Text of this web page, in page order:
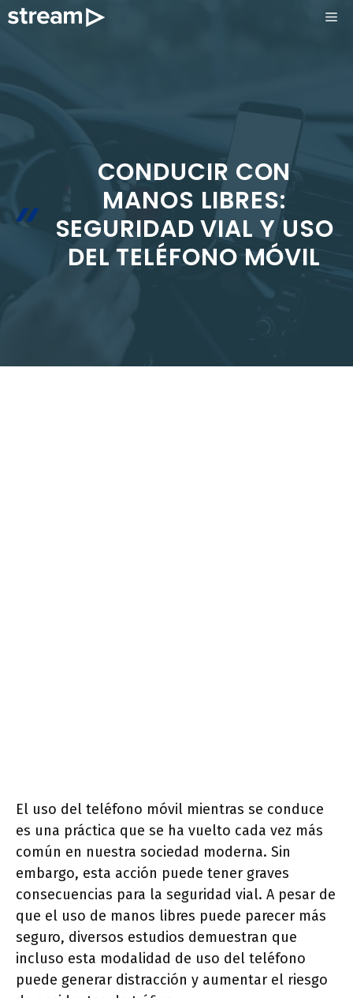
Saltar
CONDUCIR CON
MANOS LIBRES:
SEGURIDAD VIAL Y USO
DEL TELÉFONO MÓVIL
El uso del teléfono móvil mientras se conduce
es una práctica que se ha vuelto cada vez más
común en nuestra sociedad moderna. Sin
embargo, esta acción puede tener graves
consecuencias para la seguridad vial. A pesar de
que el uso de manos libres puede parecer más
seguro, diversos estudios demuestran que
incluso esta modalidad de uso del teléfono
puede generar distracción y aumentar el riesgo